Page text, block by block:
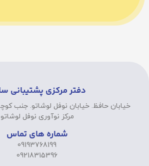
دفتر مرکزی پشتیبانی
مرکز نوآوری نوفل لوشاتو
شماره های تماس
09193768199
09218315396